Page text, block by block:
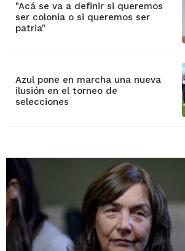
"Acá se va a definir si queremos
ser colonia o si queremos ser
patria"
Azul pone en marcha una nueva
ilusión en el torneo de
selecciones